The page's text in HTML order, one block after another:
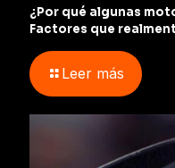
¿Por qué algunas
Factores que
Leer más